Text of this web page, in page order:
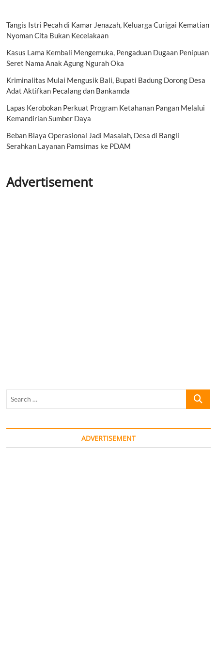
Tangis Istri Pecah di Kamar Jenazah, Keluarga Curigai Kematian
Nyoman Cita Bukan Kecelakaan
Kasus Lama Kembali Mengemuka, Pengaduan Dugaan Penipuan
Seret Nama Anak Agung Ngurah Oka
Kriminalitas Mulai Mengusik Bali, Bupati Badung Dorong Desa
Adat Aktifkan Pecalang dan Bankamda
Lapas Kerobokan Perkuat Program Ketahanan Pangan Melalui
Kemandirian Sumber Daya
Beban Biaya Operasional Jadi Masalah, Desa di Bangli
Serahkan Layanan Pamsimas ke PDAM
Advertisement
Search
ADVERTISEMENT